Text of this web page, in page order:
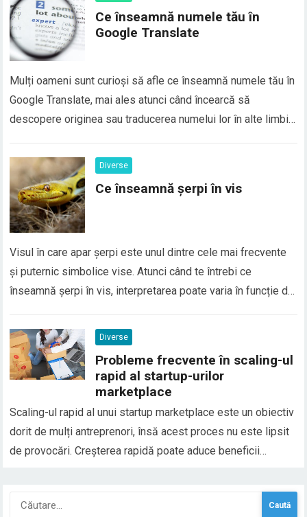
Ce înseamnă numele tău în
Google Translate
Mulți oameni sunt curioși să afle ce înseamnă numele tău în
Google Translate, mai ales atunci când încearcă să
descopere originea sau traducerea numelui lor în alte limbi.
directă în Google Translate, deoarece numele sunt
considerate elemente de identitate personală și, de…
Diverse
Ce înseamnă șerpi în vis
Visul în care apar șerpi este unul dintre cele mai frecvente
și puternic simbolice vise. Atunci când te întrebi ce
înseamnă șerpi în vis, interpretarea poate varia în funcție de
șerpii în vis sunt asociați cu transformarea, frica, trădarea
sau conflictele interioare, dar…
Diverse
Probleme frecvente în scaling-ul
rapid al startup-urilor
marketplace
Scaling-ul rapid al unui startup marketplace este un obiectiv
dorit de mulți antreprenori, însă acest proces nu este lipsit
de provocări. Creșterea rapidă poate aduce beneficii
venituri mai mari, dar și riscuri asociate cu complexitatea
gestionării unei afaceri care…
Caută